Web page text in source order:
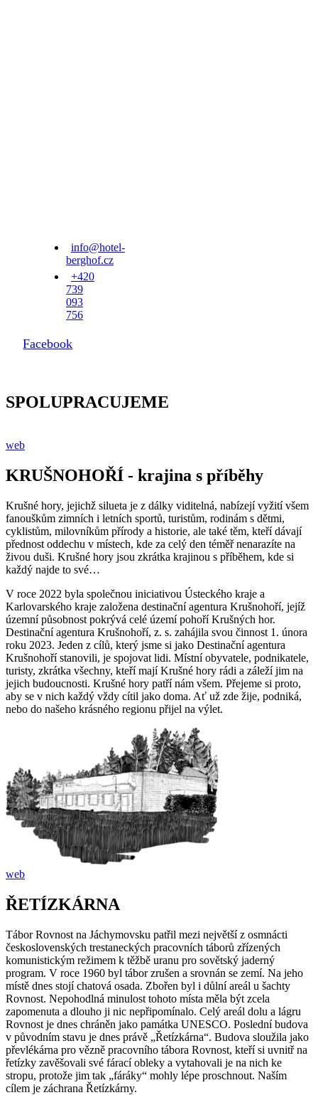
info@hotel-
berghof.cz
+420
739
093
756
Facebook
SPOLUPRACUJEME
web
KRUŠNOHOŘÍ - krajina s příběhy
Krušné hory, jejichž silueta je z dálky viditelná, nabízejí vyžití všem
fanouškům zimních i letních sportů, turistům, rodinám s dětmi,
cyklistům, milovníkům přírody a historie, ale také těm, kteří dávají
přednost oddechu v místech, kde za celý den téměř nenarazíte na
živou duši. Krušné hory jsou zkrátka krajinou s příběhem, kde si
každý najde to své…
V roce 2022 byla společnou iniciativou Ústeckého kraje a
Karlovarského kraje založena destinační agentura Krušnohoří, jejíž
územní působnost pokrývá celé území pohoří Krušných hor.
Destinační agentura Krušnohoří, z. s. zahájila svou činnost 1. února
roku 2023. Jeden z cílů, který jsme si jako Destinační agentura
Krušnohoří stanovili, je spojovat lidi. Místní obyvatele, podnikatele,
turisty, zkrátka všechny, kteří mají Krušné hory rádi a záleží jim na
jejich budoucnosti. Krušné hory patří nám všem. Přejeme si proto,
aby se v nich každý vždy cítil jako doma. Ať už zde žije, podniká,
nebo do našeho krásného regionu přijel na výlet.
web
ŘETÍZKÁRNA
Tábor Rovnost na Jáchymovsku patřil mezi největší z osmnácti
československých trestaneckých pracovních táborů zřízených
komunistickým režimem k těžbě uranu pro sovětský jaderný
program. V roce 1960 byl tábor zrušen a srovnán se zemí. Na jeho
místě dnes stojí chatová osada. Zbořen byl i důlní areál u šachty
Rovnost. Nepohodlná minulost tohoto místa měla být zcela
zapomenuta a dlouho ji nic nepřipomínalo. Celý areál dolu a lágru
Rovnost je dnes chráněn jako památka UNESCO. Poslední budova
v původním stavu je dnes právě „Řetízkárna“. Budova sloužila jako
převlékárna pro vězně pracovního tábora Rovnost, kteří si uvnitř na
řetízky zavěšovali své fárací obleky a vytahovali je na nich ke
stropu, protože jim tak „fáráky“ mohly lépe proschnout. Naším
cílem je záchrana Řetízkárny.